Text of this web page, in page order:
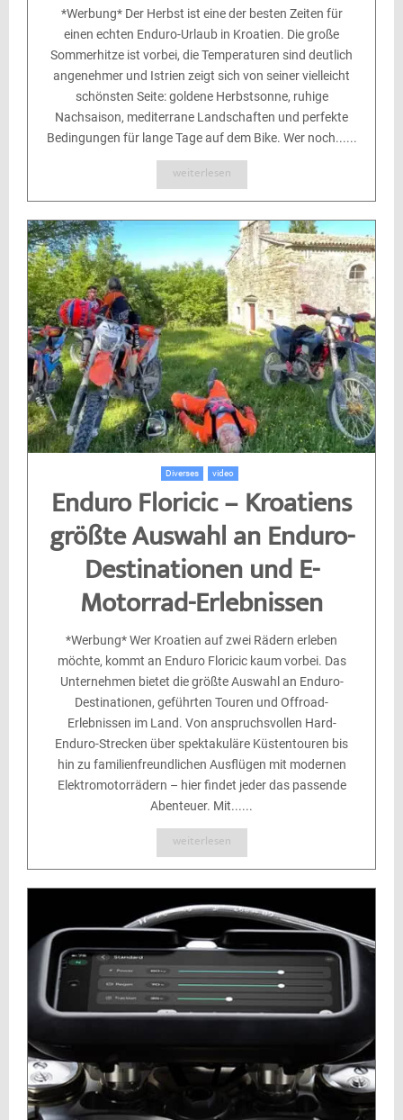
*Werbung* Der Herbst ist eine der besten Zeiten für
einen echten Enduro-Urlaub in Kroatien. Die große
Sommerhitze ist vorbei, die Temperaturen sind deutlich
angenehmer und Istrien zeigt sich von seiner vielleicht
schönsten Seite: goldene Herbstsonne, ruhige
Nachsaison, mediterrane Landschaften und perfekte
Bedingungen für lange Tage auf dem Bike. Wer noch......
weiterlesen
Diverses video
Enduro Floricic – Kroatiens
größte Auswahl an Enduro-
Destinationen und E-
Motorrad-Erlebnissen
*Werbung* Wer Kroatien auf zwei Rädern erleben
möchte, kommt an Enduro Floricic kaum vorbei. Das
Unternehmen bietet die größte Auswahl an Enduro-
Destinationen, geführten Touren und Offroad-
Erlebnissen im Land. Von anspruchsvollen Hard-
Enduro-Strecken über spektakuläre Küstentouren bis
hin zu familienfreundlichen Ausflügen mit modernen
Elektromotorrädern – hier findet jeder das passende
Abenteuer. Mit......
weiterlesen